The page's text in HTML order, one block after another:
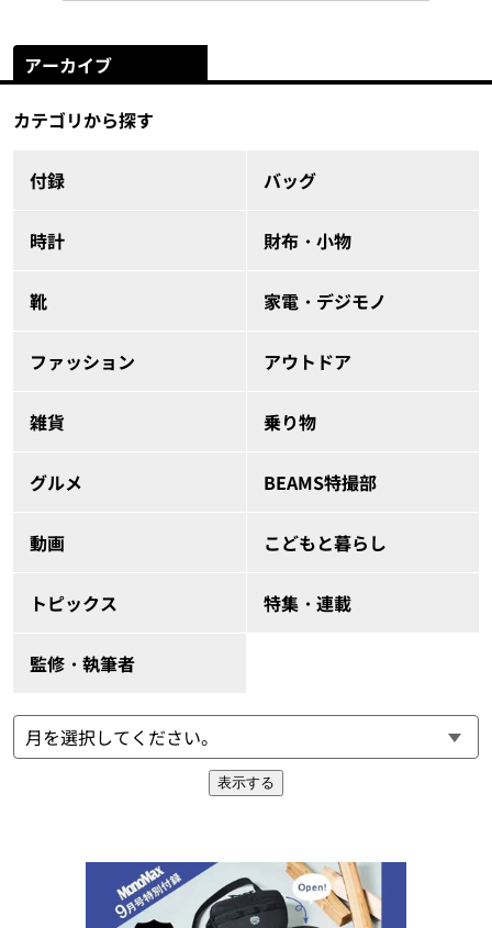
アーカイブ
カテゴリから探す
付録 バッグ
時計 財布・小物
靴 家電・デジモノ
ファッション アウトドア
雑貨 乗り物
グルメ BEAMS特撮部
動画 こどもと暮らし
トピックス 特集・連載
監修・執筆者
表示する